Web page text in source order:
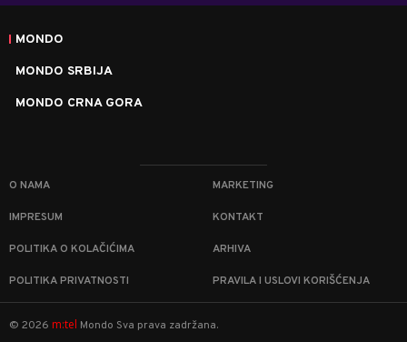
MONDO
MONDO SRBIJA
MONDO CRNA GORA
O NAMA MARKETING
IMPRESUM KONTAKT
POLITIKA O KOLAČIĆIMA ARHIVA
POLITIKA PRIVATNOSTI PRAVILA I USLOVI KORIŠĆENJA
© 2026 m:tel Mondo Sva prava zadržana.